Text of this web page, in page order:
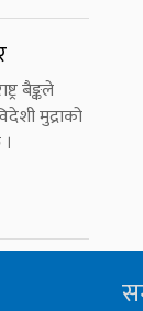
बैङ्कले
मुद्राको